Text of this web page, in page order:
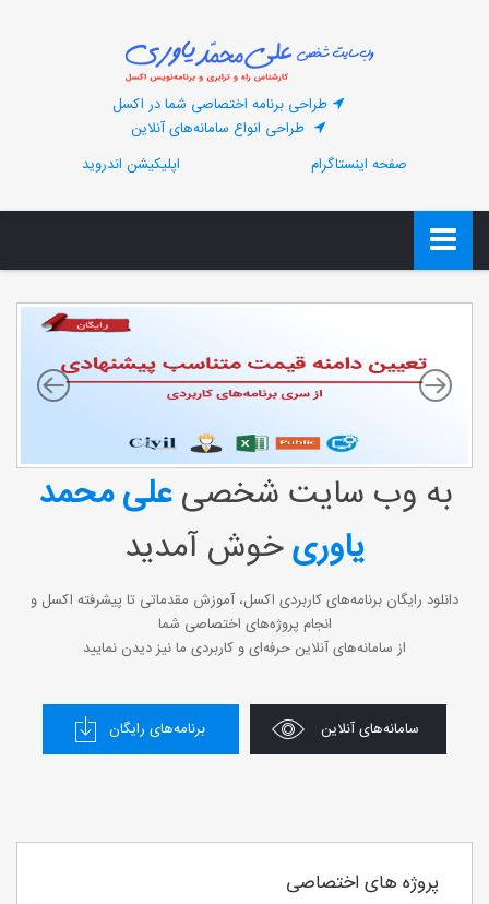
طراحی برنامه اختصاصی شما در اکسل
طراحی انواع سامانه‌های آنلاین
اپلیکیشن اندروید
صفحه اینستاگرام
به وب سایت شخصیعلی محمد
یاوریخوش آمدید
دانلود رایگان برنامه‌های کاربردی اکسل، آموزش مقدماتی تا پیشرفته اکسل و
انجام پروژه‌های اختصاصی شما
از سامانه‌های آنلاین حرفه‌ای و کاربردی ما نیز دیدن نمایید
سامانه‌های آنلاین برنامه‌های رایگان
پروژه های اختصاصی